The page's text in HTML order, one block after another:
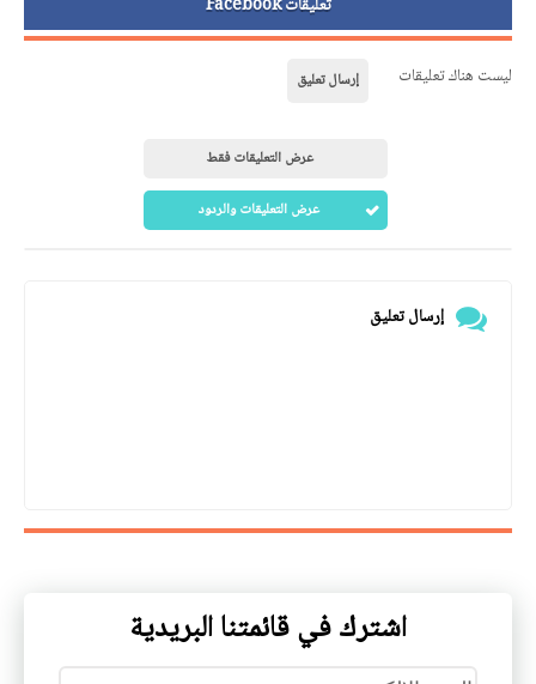
تعليقات Facebook
ليست هناك تعليقات إرسال تعليق
عرض التعليقات فقط
عرض التعليقات والردود
إرسال تعليق
اشترك في قائمتنا البريدية